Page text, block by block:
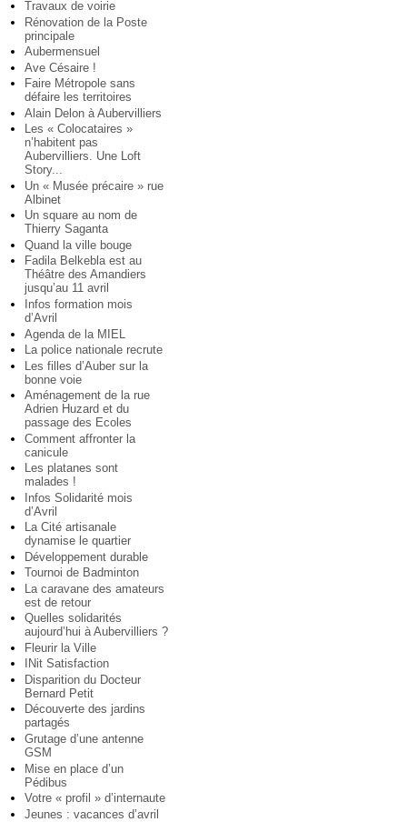
Travaux de voirie
Rénovation de la Poste
principale
Aubermensuel
Ave Césaire !
Faire Métropole sans
défaire les territoires
Alain Delon à Aubervilliers
Les « Colocataires »
n’habitent pas
Aubervilliers. Une Loft
Story...
Un « Musée précaire » rue
Albinet
Un square au nom de
Thierry Saganta
Quand la ville bouge
Fadila Belkebla est au
Théâtre des Amandiers
jusqu’au 11 avril
Infos formation mois
d’Avril
Agenda de la MIEL
La police nationale recrute
Les filles d’Auber sur la
bonne voie
Aménagement de la rue
Adrien Huzard et du
passage des Ecoles
Comment affronter la
canicule
Les platanes sont
malades !
Infos Solidarité mois
d’Avril
La Cité artisanale
dynamise le quartier
Développement durable
Tournoi de Badminton
La caravane des amateurs
est de retour
Quelles solidarités
aujourd’hui à Aubervilliers ?
Fleurir la Ville
INit Satisfaction
Disparition du Docteur
Bernard Petit
Découverte des jardins
partagés
Grutage d’une antenne
GSM
Mise en place d’un
Pédibus
Votre « profil » d’internaute
Jeunes : vacances d’avril